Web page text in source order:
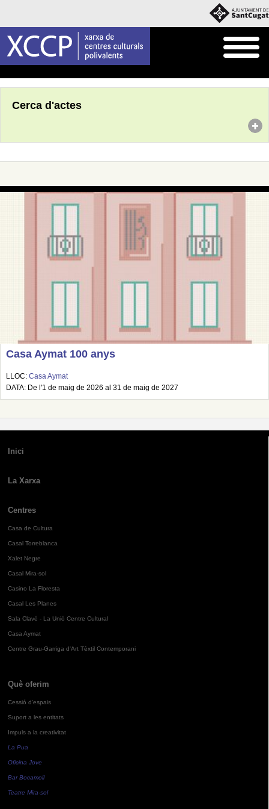
Cerca d'actes
Casa Aymat 100 anys
LLOC: Casa Aymat
DATA: De l'1 de maig de 2026 al 31 de maig de 2027
Inici
La Xarxa
Centres
Casa de Cultura
Casal Torreblanca
Xalet Negre
Casal Mira-sol
Casino La Floresta
Casal Les Planes
Sala Clavé - La Unió Centre Cultural
Casa Aymat
Centre Grau-Garriga d'Art Tèxtil Contemporani
Què oferim
Cessió d'espais
Suport a les entitats
Impuls a la creativitat
La Pua
Oficina Jove
Bar Bocamoll
Teatre Mira-sol